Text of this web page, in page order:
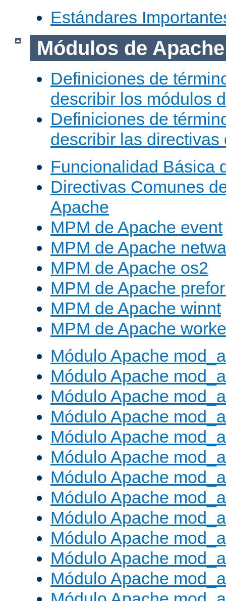
Estándares
Módulos de Apache
Definiciones de
describir los módulos
Definiciones de
describir las directivas
Funcionalidad Básica
Directivas Comunes
Apache
MPM de Apache event
MPM de Apache
MPM de Apache os2
MPM de Apache
MPM de Apache winnt
MPM de Apache
Módulo Apache
Módulo Apache
Módulo Apache
Módulo Apache
Módulo Apache
Módulo Apache
Módulo Apache
Módulo Apache
Módulo Apache
Módulo Apache
Módulo Apache
Módulo Apache